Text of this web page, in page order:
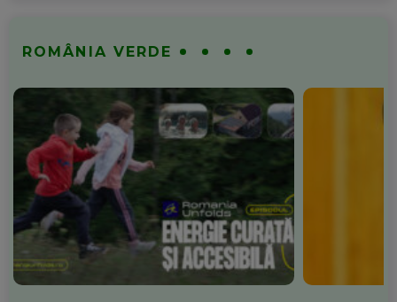
ROMÂNIA VERDE